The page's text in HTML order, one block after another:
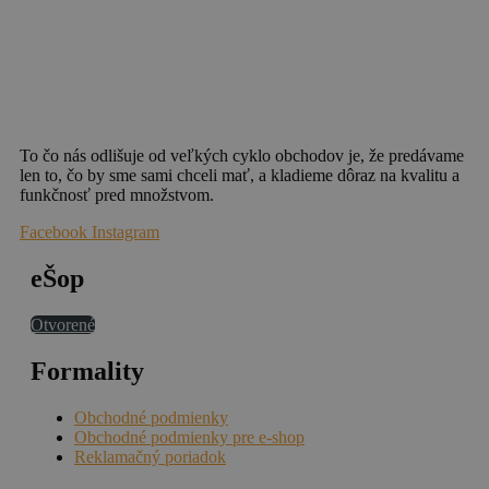
To čo nás odlišuje od veľkých cyklo obchodov je, že predávame
len to, čo by sme sami chceli mať, a kladieme dôraz na kvalitu a
funkčnosť pred množstvom.
Facebook Instagram
eŠop
Otvorené
Formality
Obchodné podmienky
Obchodné podmienky pre e-shop
Reklamačný poriadok